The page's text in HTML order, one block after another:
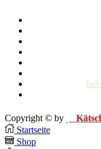
Copyright © by
Startseite
Shop